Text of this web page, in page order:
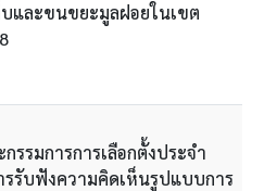
บและขนขยะมูลฝอยในเขต
รมการการเลือกตั้งประจำ
รรับฟังความคิดเห็นรูปแบบการ